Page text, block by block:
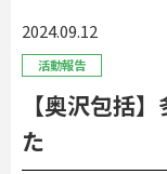
2024.09.12
活動報告
【奥沢包括
た